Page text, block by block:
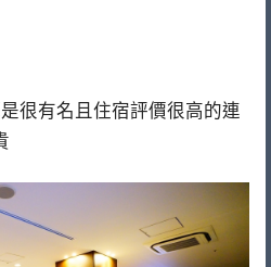
很有名且住宿評價很高的連